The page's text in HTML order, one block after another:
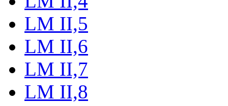
LM II,5
LM II,6
LM II,7
LM II,8